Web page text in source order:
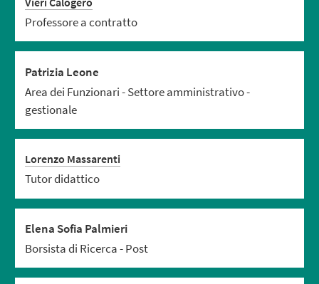
Professore a contratto
Patrizia Leone
Area dei Funzionari - Settore amministrativo -
gestionale
Lorenzo Massarenti
Tutor didattico
Elena Sofia Palmieri
Borsista di Ricerca - Post